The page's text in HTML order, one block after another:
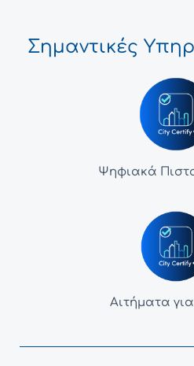
Σημαντικές
Ψηφιακά
Αιτήματα